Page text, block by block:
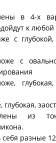
в 4-х
к
с
с
из
разные